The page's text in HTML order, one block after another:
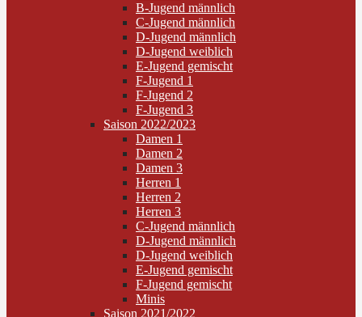
B-Jugend männlich
C-Jugend männlich
D-Jugend männlich
D-Jugend weiblich
E-Jugend gemischt
F-Jugend 1
F-Jugend 2
F-Jugend 3
Saison 2022/2023
Damen 1
Damen 2
Damen 3
Herren 1
Herren 2
Herren 3
C-Jugend männlich
D-Jugend männlich
D-Jugend weiblich
E-Jugend gemischt
F-Jugend gemischt
Minis
Saison 2021/2022